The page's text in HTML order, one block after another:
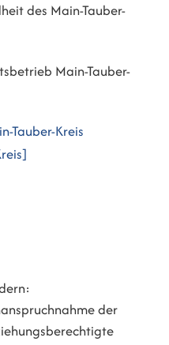
des Main-Tauber-
Main-Tauber-
Tauber-Kreis
der